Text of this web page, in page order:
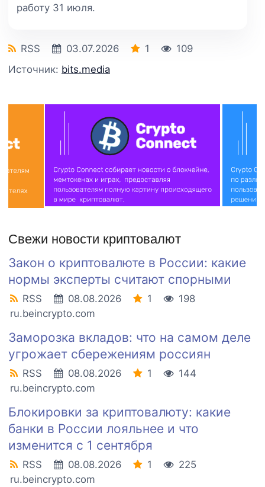
работу 31 июля.
RSS 03.07.2026 1
109
Источник: bits.media
Свежи новости криптовалют
Закон о криптовалюте в России: какие
нормы эксперты считают спорными
RSS 08.08.2026 1
198
ru.beincrypto.com
Заморозка вкладов: что на самом деле
угрожает сбережениям россиян
RSS 08.08.2026 1
144
ru.beincrypto.com
Блокировки за криптовалюту: какие
банки в России лояльнее и что
изменится с 1 сентября
RSS 08.08.2026 1
225
ru.beincrypto.com